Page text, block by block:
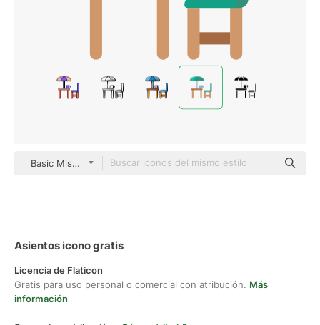
Basic Miscellany Flat
Asientos icono gratis
Licencia de Flaticon
Gratis para uso personal o comercial con atribución. Más
información